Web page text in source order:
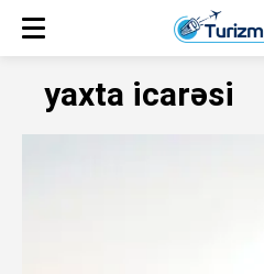
yaxta icarəsi